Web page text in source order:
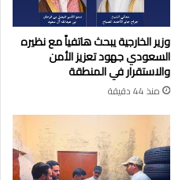
وزير الخارجية يبحث هاتفياً مع نظيره
السعودي جهود تعزيز الأمن
والاستقرار في المنطقة
منذ 44 دقيقة